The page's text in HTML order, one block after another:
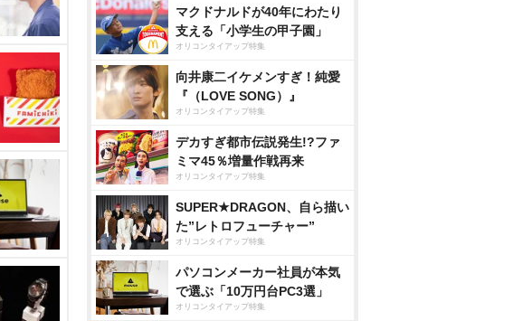
マクドナルドが40年にわたり
支える「小学生の甲子園」
オリコンタイアップ特集
向井康二イケメンすぎ！純愛
『（LOVE SONG）』
オリコンタイアップ特集
デカすぎ都市伝説発生!?ファ
ミマ45％増量作戦再来
オリコンタイアップ特集
SUPER★DRAGON、自ら描い
た”レトロフューチャー”
オリコンタイアップ特集
パソコンメーカー社員が本気
で選ぶ「10万円台PC3選」
オリコンタイアップ特集